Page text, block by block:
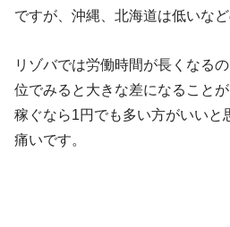
ですが、沖縄、北海道は低いな
リゾバでは労働時間が長くなる
位でみると大きな差になること
稼ぐなら1円でも多い方がいいと
痛いです。